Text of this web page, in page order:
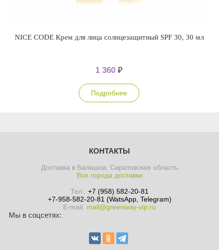
NICE CODE Крем для лица солнцезащитный SPF 30, 30 мл
1 360 ₽
Подробнее
КОНТАКТЫ
Доставка в Балашов, Саратовская область
Все города доставки
Тел.: +7 (958) 582-20-81
+7-958-582-20-81 (WatsApp, Telegram)
E-mail: mail@greenway-vip.ru
Мы в соцсетях: